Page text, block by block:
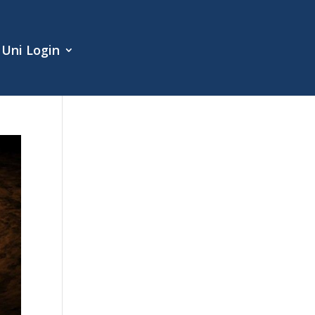
Uni Login